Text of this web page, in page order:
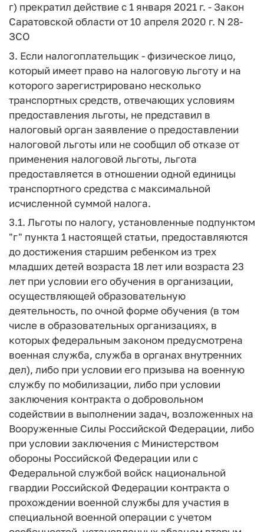
г) прекратил действие с 1 января 2021 г. - Закон
Саратовской области от 10 апреля 2020 г. N 28-
ЗСО
3. Если налогоплательщик - физическое лицо,
который имеет право на налоговую льготу и на
которого зарегистрировано несколько
транспортных средств, отвечающих условиям
предоставления льготы, не представил в
налоговый орган заявление о предоставлении
налоговой льготы или не сообщил об отказе от
применения налоговой льготы, льгота
предоставляется в отношении одной единицы
транспортного средства с максимальной
исчисленной суммой налога.
3.1. Льготы по налогу, установленные подпунктом
"г" пункта 1 настоящей статьи, предоставляются
до достижения старшим ребенком из трех
младших детей возраста 18 лет или возраста 23
лет при условии его обучения в организации,
осуществляющей образовательную
деятельность, по очной форме обучения (в том
числе в образовательных организациях, в
которых федеральным законом предусмотрена
военная служба, служба в органах внутренних
дел), либо при условии его призыва на военную
службу по мобилизации, либо при условии
заключения контракта о добровольном
содействии в выполнении задач, возложенных на
Вооруженные Силы Российской Федерации, либо
при условии заключения с Министерством
обороны Российской Федерации или с
Федеральной службой войск национальной
гвардии Российской Федерации контракта о
прохождении военной службы для участия в
специальной военной операции с учетом